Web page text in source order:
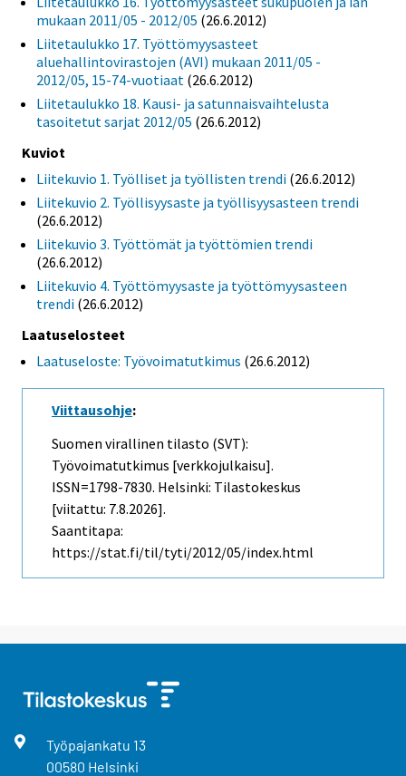
mukaan 2011/05 - 2012/05 (26.6.2012)
Liitetaulukko 17. Työttömyysasteet
aluehallintovirastojen (AVI) mukaan 2011/05 -
2012/05, 15-74-vuotiaat (26.6.2012)
Liitetaulukko 18. Kausi- ja satunnaisvaihtelusta
tasoitetut sarjat 2012/05 (26.6.2012)
Kuviot
Liitekuvio 1. Työlliset ja työllisten trendi (26.6.2012)
Liitekuvio 2. Työllisyysaste ja työllisyysasteen trendi
(26.6.2012)
Liitekuvio 3. Työttömät ja työttömien trendi
(26.6.2012)
Liitekuvio 4. Työttömyysaste ja työttömyysasteen
trendi (26.6.2012)
Laatuselosteet
Laatuseloste: Työvoimatutkimus (26.6.2012)
Viittausohje:
Suomen virallinen tilasto (SVT):
Työvoimatutkimus [verkkojulkaisu].
ISSN=1798-7830. Helsinki: Tilastokeskus
[viitattu: 7.8.2026].
Saantitapa:
https://stat.fi/til/tyti/2012/05/index.html
Työpajankatu 13
00580 Helsinki